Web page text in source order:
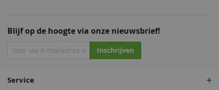
Blijf op de hoogte via onze nieuwsbrief!
Inschrijven
Service